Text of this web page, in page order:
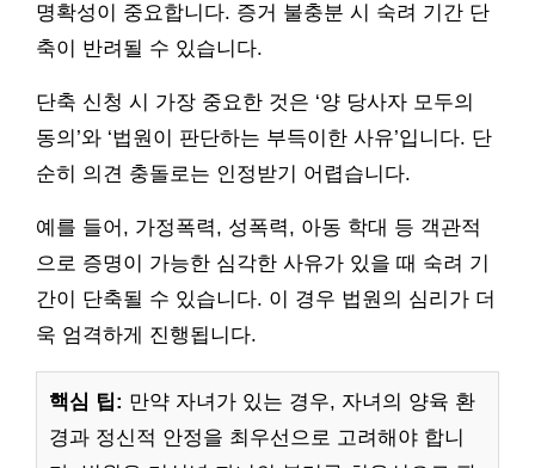
명확성이 중요합니다. 증거 불충분 시 숙려 기간 단
축이 반려될 수 있습니다.
단축 신청 시 가장 중요한 것은 ‘양 당사자 모두의
동의’와 ‘법원이 판단하는 부득이한 사유’입니다. 단
순히 의견 충돌로는 인정받기 어렵습니다.
예를 들어, 가정폭력, 성폭력, 아동 학대 등 객관적
으로 증명이 가능한 심각한 사유가 있을 때 숙려 기
간이 단축될 수 있습니다. 이 경우 법원의 심리가 더
욱 엄격하게 진행됩니다.
핵심 팁: 만약 자녀가 있는 경우, 자녀의 양육 환
경과 정신적 안정을 최우선으로 고려해야 합니